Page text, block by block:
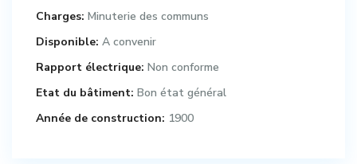
Charges: Minuterie des communs
Disponible: A convenir
Rapport électrique: Non conforme
Etat du bâtiment: Bon état général
Année de construction: 1900